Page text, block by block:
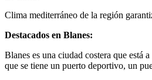
Clima mediterráneo de la región
Destacados en Blanes:
Blanes es una ciudad costera que está
que se tiene un puerto deportivo, un